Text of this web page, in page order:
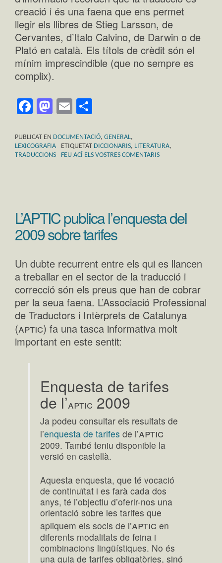
creació i és una faena que ens permet
llegir els llibres de Stieg Larsson, de
Cervantes, d’Italo Calvino, de Darwin o de
Plató en català. Els títols de crèdit són el
mínim imprescindible (que no sempre es
complix).
Facebook
Mastodon
Email
PUBLICAT EN DOCUMENTACIÓ, GENERAL,
LEXICOGRAFIA
ETIQUETAT DICCIONARIS, LITERATURA,
TRADUCCIONS
FEU ACÍ ELS VOSTRES COMENTARIS
L’APTIC publica l’enquesta del
2009 sobre tarifes
Un dubte recurrent entre els qui es llancen
a treballar en el sector de la traducció i
correcció són els preus que han de cobrar
per la seua faena. L’Associació Professional
de Traductors i Intèrprets de Catalunya
(aptic) fa una tasca informativa molt
important en este sentit:
Enquesta de tarifes
de l’aptic 2009
Ja podeu consultar els resultats de
l’enquesta de tarifes de l’aptic
2009. També teniu disponible la
versió en castellà.
Aquesta enquesta, que té vocació
de continuïtat i es farà cada dos
anys, té l’objectiu d’oferir-nos una
orientació sobre les tarifes que
apliquem els socis de l’aptic en
diferents modalitats de feina i
combinacions lingüístiques. No és
una guia de tarifes obligatòries, sinó